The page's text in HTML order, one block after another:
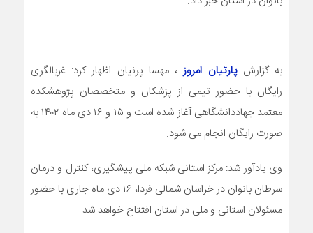
به گزارشپارتیان امروز، مهسا پرنیان اظهار کرد: غربالگری
رایگان با حضور تیمی از پزشکان و متخصصان پژوهشکده
معتمد جهاددانشگاهی آغاز شده است و ۱۵ و ۱۶ دی ماه ۱۴۰۲ به
صورت رایگان انجام می شود.
وی یادآور شد: مرکز استانی شبکه ملی پیشگیری، کنترل و درمان
سرطان بانوان در خراسان شمالی فردا، ۱۶ دی ماه جاری با حضور
مسئولان استانی و ملی در استان افتتاح خواهد شد.